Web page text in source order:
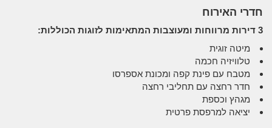
חדרי האירוח
3 דירות מרווחות ומעוצבות המתאימות לזוגות הכוללות:
מיטה זוגית
טלוויזיה חכמה
מטבח עם פינת קפה ומכונת אספרסו
חדר רחצה עם תחליבי רחצה
מגהץ וכספת
יציאה למרפסת פרטית